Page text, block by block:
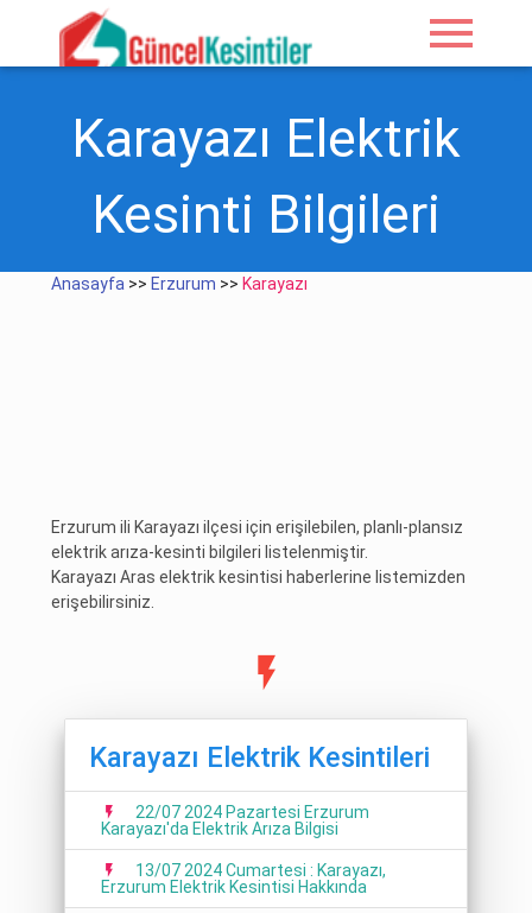
menu
Karayazı Elektrik
Kesinti Bilgileri
Anasayfa >> Erzurum >> Karayazı
Erzurum ili Karayazı ilçesi için erişilebilen, planlı-plansız
elektrik arıza-kesinti bilgileri listelenmiştir.
Karayazı Aras elektrik kesintisi haberlerine listemizden
erişebilirsiniz.
Karayazı Elektrik Kesintileri
22/07 2024 Pazartesi Erzurum
Karayazı'da Elektrik Arıza Bilgisi
13/07 2024 Cumartesi : Karayazı,
Erzurum Elektrik Kesintisi Hakkında